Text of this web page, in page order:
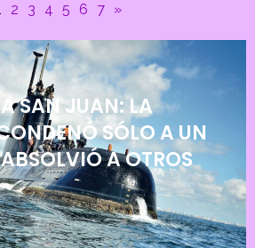
2 3 4 5 6 7 »
SAN JUAN: LA
SÓLO A UN
A OTROS